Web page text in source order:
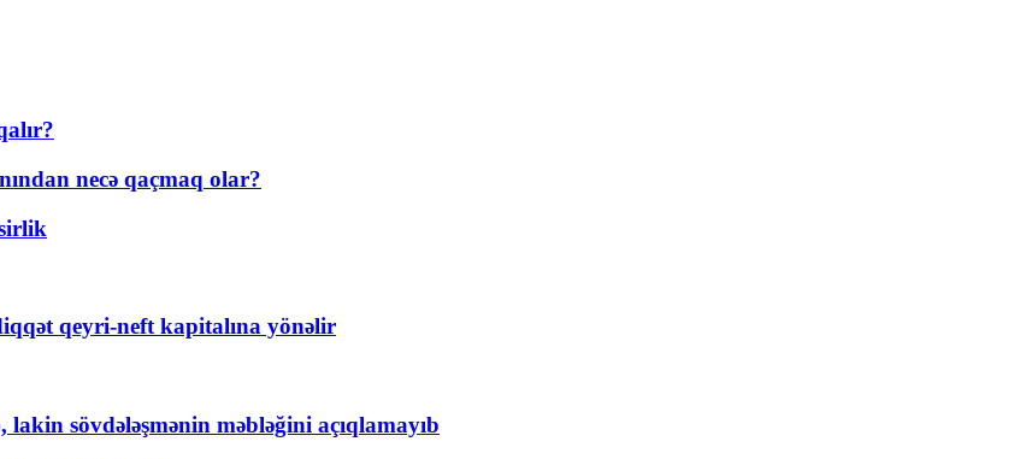
necə qaçmaq olar?
qeyri-neft kapitalına yönəlir
sövdələşmənin məbləğini açıqlamayıb